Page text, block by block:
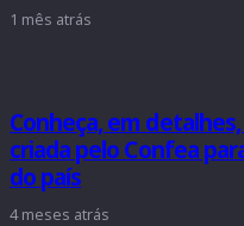
1 mês atrás
Conheça, em
criada pelo Confea
do país
4 meses atrás